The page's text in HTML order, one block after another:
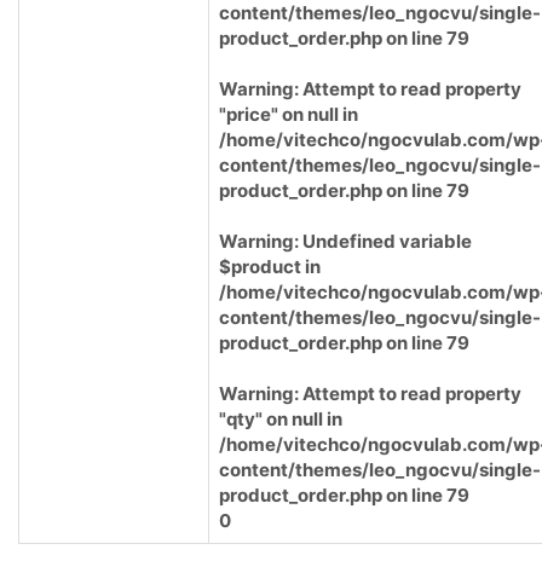
content/themes/leo_ngocvu/single-
product_order.phpon line79
Warning: Attempt to read property
"price" on null in
/home/vitechco/ngocvulab.com/
content/themes/leo_ngocvu/single-
product_order.phpon line79
Warning: Undefined variable
$product in
/home/vitechco/ngocvulab.com/
content/themes/leo_ngocvu/single-
product_order.phpon line79
Warning: Attempt to read property
"qty" on null in
/home/vitechco/ngocvulab.com/
content/themes/leo_ngocvu/single-
product_order.phpon line79
0